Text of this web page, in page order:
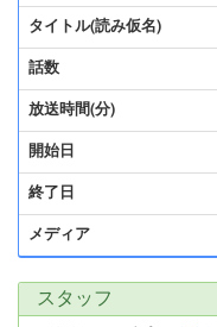
タイトル(読み仮名)
話数
放送時間(分)
開始日
終了日
メディア
スタッフ